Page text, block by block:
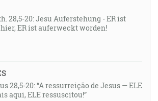
28,5-20: Jesu Auferstehung - ER ist
ER ist auferweckt worden!
28,5-20: “A ressurreição de Jesus — ELE
aqui, ELE ressuscitou!”